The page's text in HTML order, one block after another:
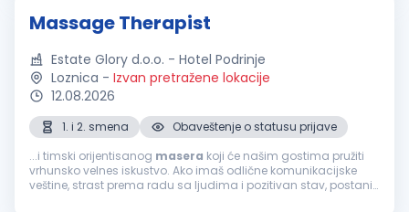
Massage Therapist
Estate Glory d.o.o. - Hotel Podrinje
Loznica - Izvan pretražene lokacije
12.08.2026
1. i 2. smena
Obaveštenje o statusu prijave
...i timski orijentisanog masera koji će našim gostima pružiti
vrhunsko velnes iskustvo. Ako imaš odlične komunikacijske
veštine, strast prema radu sa ljudima i pozitivan stav, postani